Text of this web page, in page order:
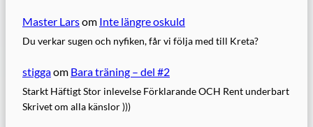
Master Larsom Inte längre oskuld
Du verkar sugen och nyfiken, får vi följa med till Kreta?
stiggaom Bara träning – del #2
Starkt Häftigt Stor inlevelse Förklarande OCH Rent underbart
Skrivet om alla känslor )))